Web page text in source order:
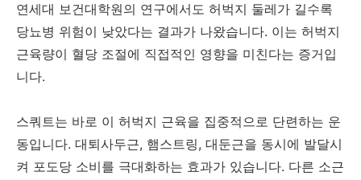
연세대 보건대학원의 연구에서도 허벅지 둘레가 길수록
당뇨병 위험이 낮았다는 결과가 나왔습니다. 이는 허벅지
근육량이 혈당 조절에 직접적인 영향을 미친다는 증거입
니다.
스쿼트는 바로 이 허벅지 근육을 집중적으로 단련하는 운
동입니다. 대퇴사두근, 햄스트링, 대둔근을 동시에 발달시
켜 포도당 소비를 극대화하는 효과가 있습니다. 다른 소근